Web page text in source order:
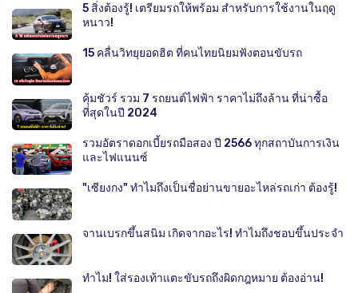
5 สิ่งต้องรู้! เตรียมรถให้พร้อม สำหรับการใช้งานในฤดู
หนาว!
15 คลื่นวิทยุยอดฮิต ที่คนไทยนิยมฟังตอนขับรถ
คุ้มชัวร์ รวม 7 รถยนต์ไฟฟ้า ราคาไม่ถึงล้าน ที่น่าซื้อ
ที่สุดในปี 2024
รวมอัตราดอกเบี้ยรถมือสอง ปี 2566 ทุกสถาบันการเงิน
และไฟแนนซ์
"เซียงกง" ทำไมถึงเป็นชื่อย่านขายอะไหล่รถเก่า ต้องรู้!
จานเบรกขึ้นสนิม เกิดจากอะไร! ทำไมถึงชอบขึ้นประจำ
ทำไม! ใส่รองเท้าแตะขับรถถึงผิดกฎหมาย ต้องอ่าน!